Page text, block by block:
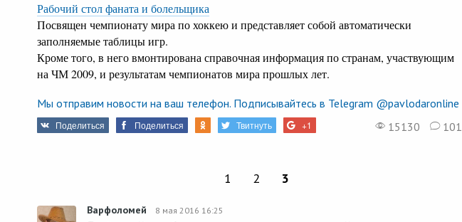
Рабочий стол фаната и болельщика
Посвящен чемпионату мира по хоккею и представляет собой автоматически
заполняемые таблицы игр.
Кроме того, в него вмонтирована справочная информация по странам, участвующим
на ЧМ 2009, и результатам чемпионатов мира прошлых лет.
Мы отправим новости на ваш телефон. Подписывайтесь в Telegram @pavlodaronline
Поделиться Поделиться Твитнуть +1 15130 101
1 2 3
Варфоломей 8 мая 2016 16:25